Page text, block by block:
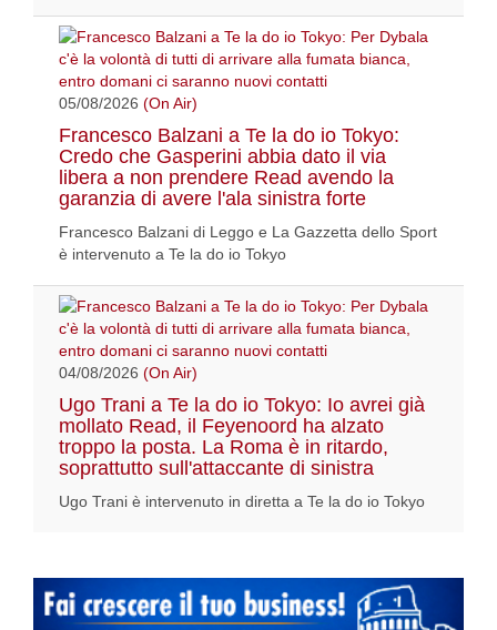
05/08/2026 (On Air)
Francesco Balzani a Te la do io Tokyo:
Credo che Gasperini abbia dato il via
libera a non prendere Read avendo la
garanzia di avere l'ala sinistra forte
Francesco Balzani di Leggo e La Gazzetta dello Sport
è intervenuto a Te la do io Tokyo
04/08/2026 (On Air)
Ugo Trani a Te la do io Tokyo: Io avrei già
mollato Read, il Feyenoord ha alzato
troppo la posta. La Roma è in ritardo,
soprattutto sull'attaccante di sinistra
Ugo Trani è intervenuto in diretta a Te la do io Tokyo